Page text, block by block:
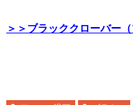
＞＞ブラッククローバー